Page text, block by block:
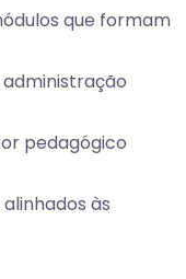
que formam
pedagógico
às